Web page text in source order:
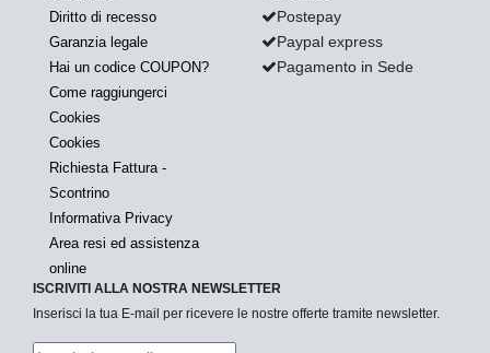
Diritto di recesso
Garanzia legale
Hai un codice COUPON?
Come raggiungerci
Cookies
Cookies
Richiesta Fattura -
Scontrino
Informativa Privacy
Area resi ed assistenza
online
Postepay
Paypal express
Pagamento in Sede
ISCRIVITI ALLA NOSTRA NEWSLETTER
Inserisci la tua E-mail per ricevere le nostre offerte tramite newsletter.